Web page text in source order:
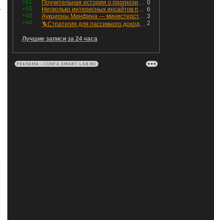
+61
0
Поучительная история о прогнозировании
+55
6
Несколько интересных инсайтов по "Озону"
+48
3
Аукционы Минфина — министерство всё ещё не придумало "лекарство" для рынка ОФЗ. Ликвидности банкам не хватает это по РЕПО аукционам!
+44
2
🪜Стратегия для пассивного дохода: Лестница облигаций
Лучшие записи за 24 часа
РЕКЛАМА • CONFA.SMART-LAB.RU